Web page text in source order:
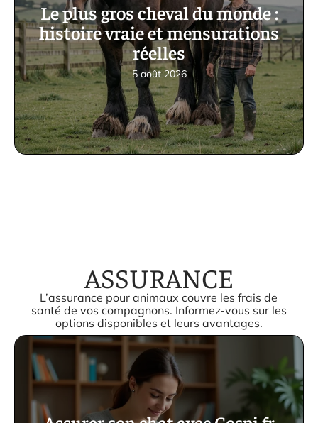
Le plus gros cheval du monde :
histoire vraie et mensurations
réelles
5 août 2026
ASSURANCE
L’assurance pour animaux couvre les frais de
santé de vos compagnons. Informez-vous sur les
options disponibles et leurs avantages.